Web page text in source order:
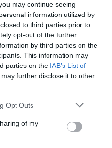
may continue seeing
information utilized by
to third parties prior to
opt-out of the further
by third parties on the
This information may
parties on the IAB’s List of
may further disclose it to other
uses one or more Google
behaviour. You may click to
and its third-party tags to
purposes in below Google
Opt Outs
of my
sole e caldo tornano
rampe chiuse ancora fino a
la classifica delle mete più